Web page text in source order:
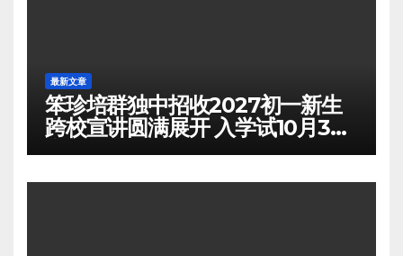
最新文章
笨珍培群独中招收2027初一新生
跨校宣讲圆满展开 入学试10月3日
举行